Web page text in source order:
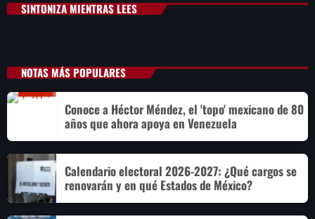
SINTONIZA MIENTRAS LEES
NOTAS MÁS POPULARES
Conoce a Héctor Méndez, el 'topo' mexicano de 80
años que ahora apoya en Venezuela
Calendario electoral 2026-2027: ¿Qué cargos se
renovarán y en qué Estados de México?